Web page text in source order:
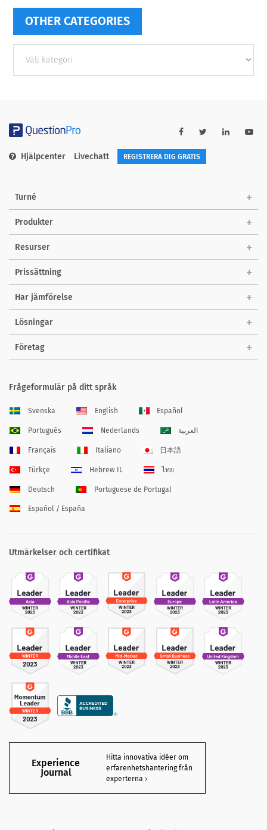
OTHER CATEGORIES
categories
Hjälpcenter Livechatt REGISTRERA DIG GRATIS
Turné
Produkter
Resurser
Prissättning
Har jämförelse
Lösningar
Företag
Frågeformulär på ditt språk
Svenska English Español
Português Nederlands العربية
Français Italiano 日本語
Türkçe Hebrew IL ไทย
Deutsch Portuguese de Portugal
Español / España
Utmärkelser och certifikat
Experience
Journal
Hitta innovativa idéer om
erfarenhetshantering från
experterna